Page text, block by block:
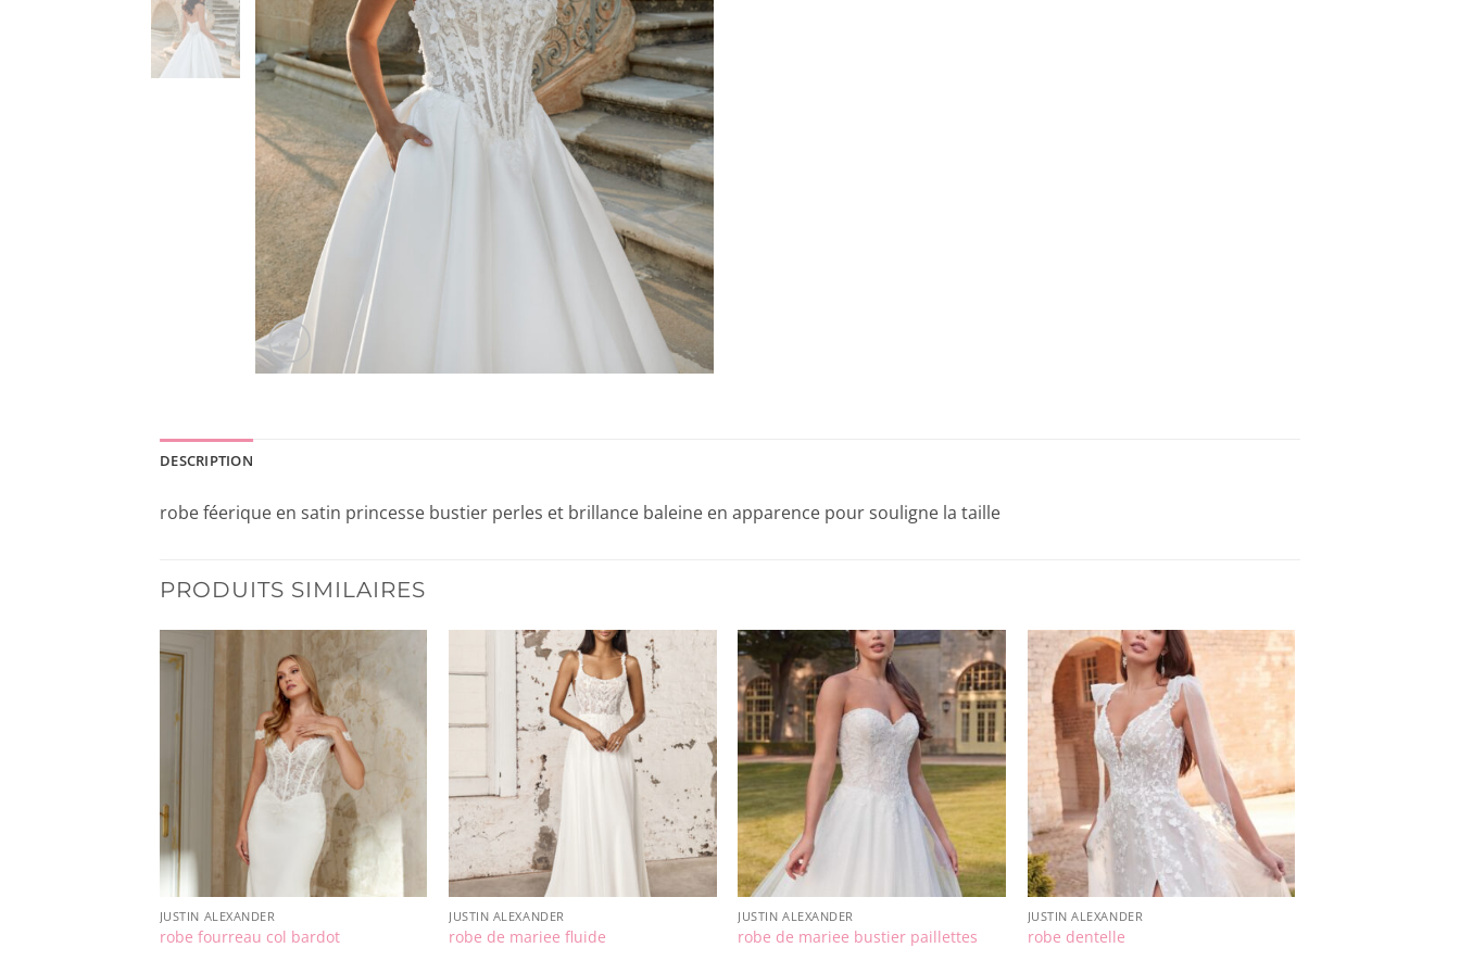
DESCRIPTION
robe féerique en satin princesse bustier perles et brillance baleine en apparence pour souligne la taille
PRODUITS SIMILAIRES
JUSTIN ALEXANDER
robe fourreau col bardot
JUSTIN ALEXANDER
robe de mariee fluide
JUSTIN ALEXANDER
robe de mariee bustier paillettes
JUSTIN ALEXANDER
robe dentelle